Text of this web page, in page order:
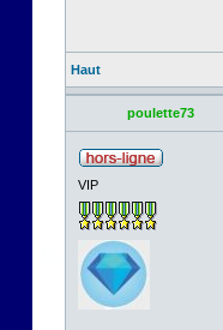
Haut
poulette73
VIP